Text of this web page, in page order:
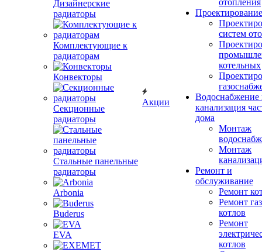
Дизайнерские
радиаторы
Комплектующие к
радиаторам
Конвекторы
Секционные
радиаторы
Стальные панельные
радиаторы
Arbonia
Buderus
EVA
Акции
отопления
Проектирование
систем
котельных
Водоснабжение
канализация
дома
Монтаж
Монтаж
Ремонт и
обслуживание
Ремонт
Ремонт
котлов
Ремонт
котлов